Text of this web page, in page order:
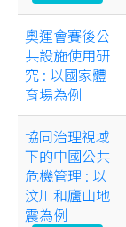
奧運會賽後公
共設施使用研
究 : 以國家體
育場為例
協同治理視域
下的中國公共
危機管理 : 以
汶川和廬山地
震為例